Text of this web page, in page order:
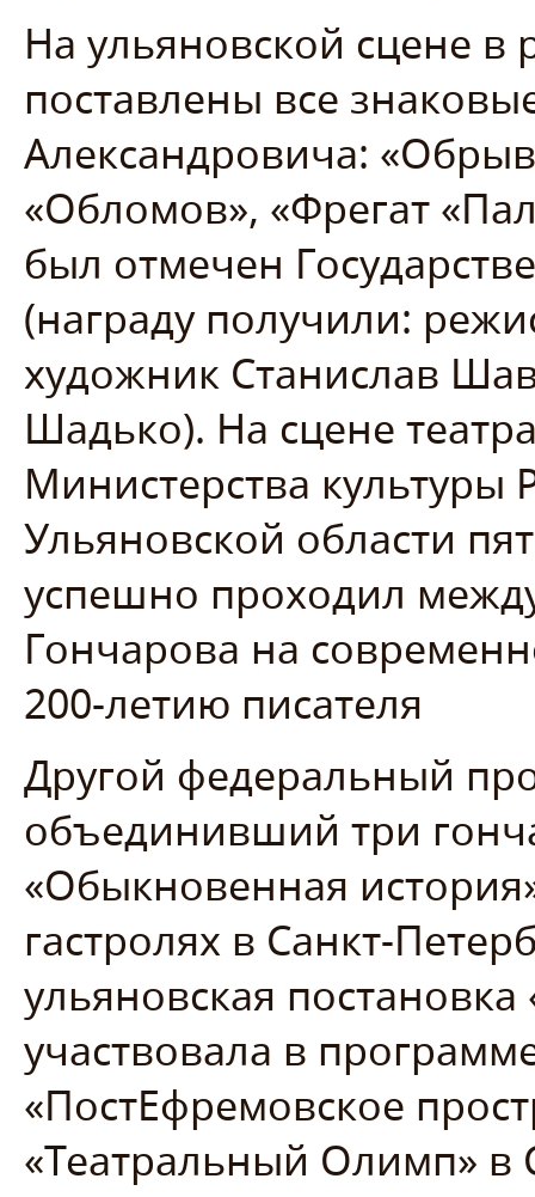
На ульяновской сцене
поставлены все
Александровича:
«Обломов», «Фрегат
был отмечен
(награду получили:
художник Станислав
Шадько). На сцене
Министерства культуры
Ульяновской области
успешно проходил
Гончарова на
200-летию писателя
Другой федеральный
объединивший три
«Обыкновенная
гастролях в Санкт-
ульяновская
участвовала в
«ПостЕфремовское
«Театральный Олимп» в